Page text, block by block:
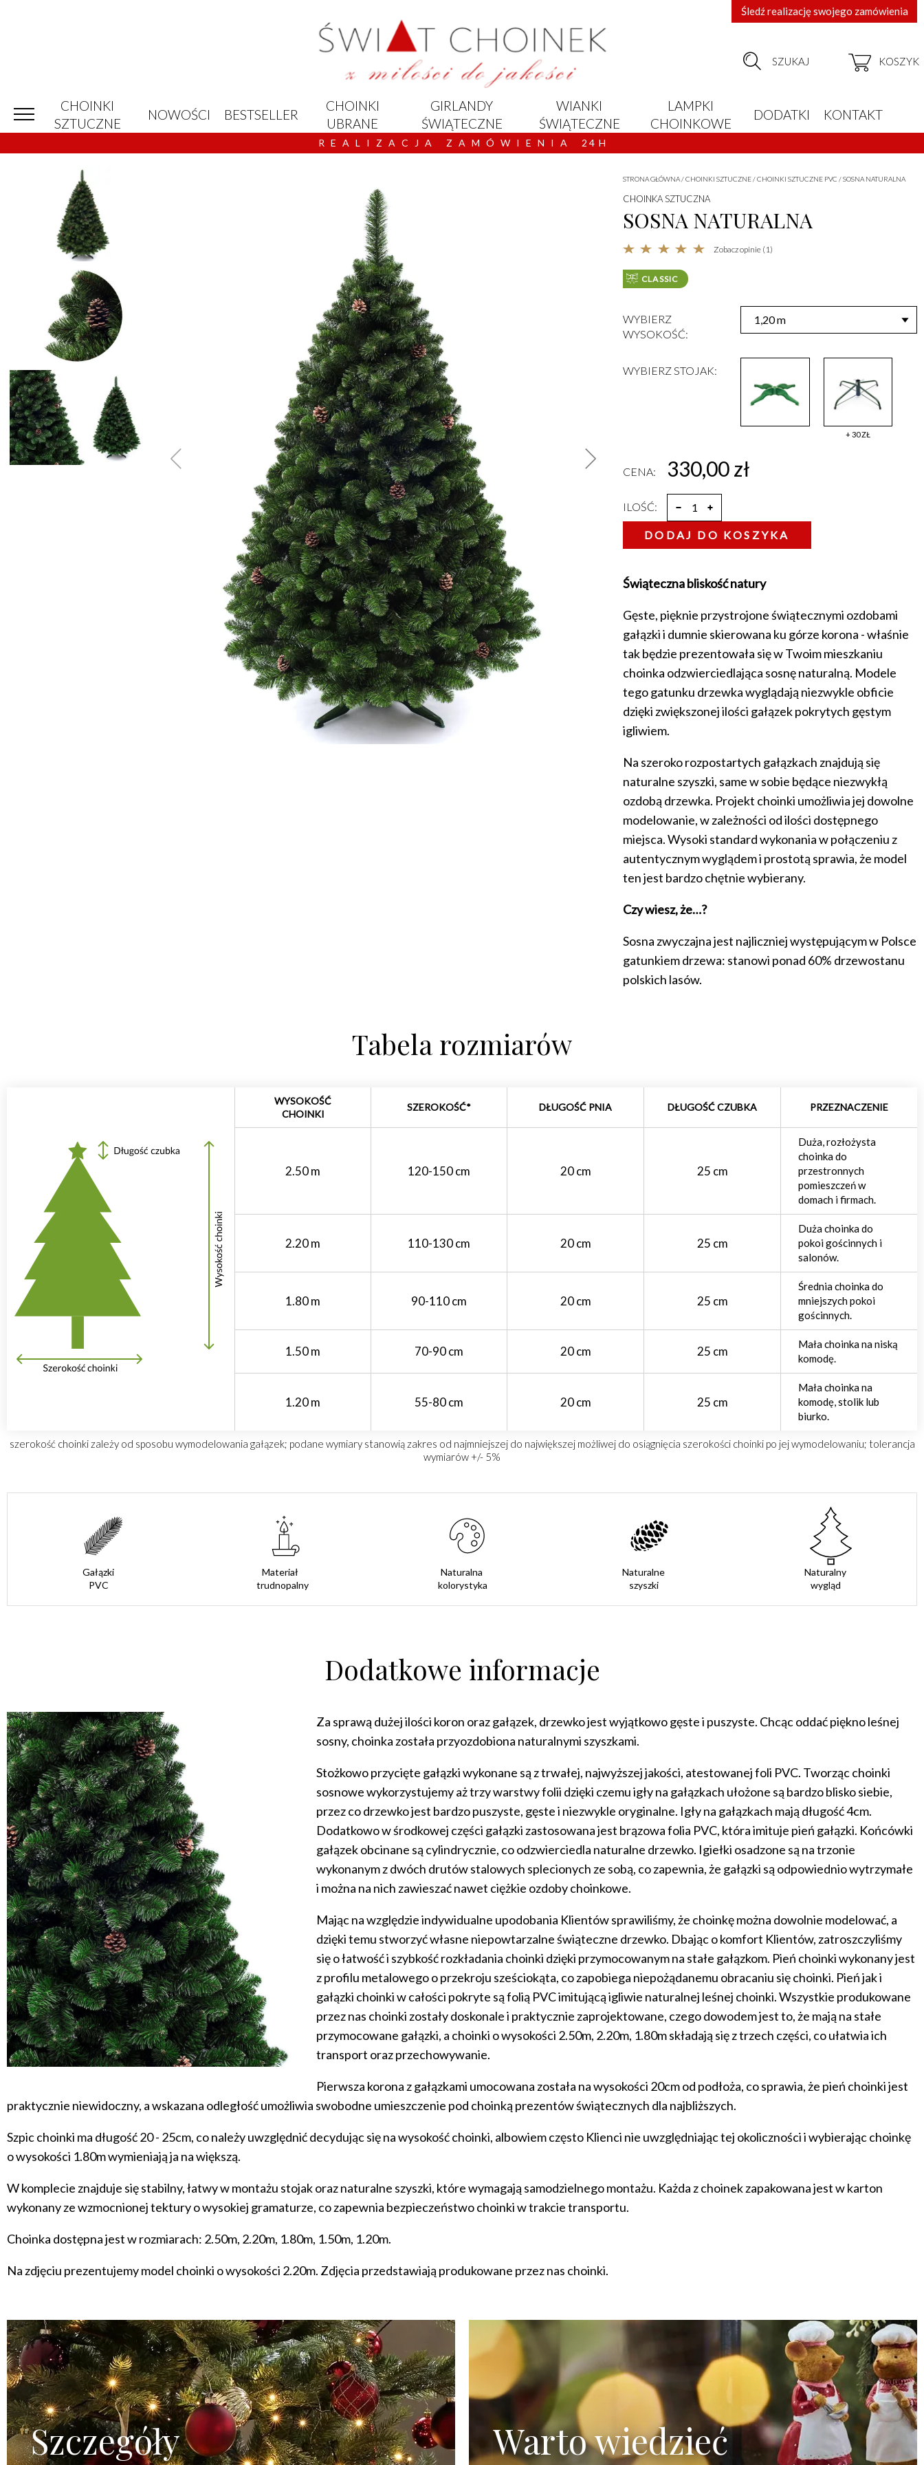
SZUKAJ KOSZYK
Śledź realizację swojego zamówienia
CHOINKI
SZTUCZNE
NOWOŚCI BESTSELLER
CHOINKI
UBRANE
GIRLANDY
ŚWIĄTECZNE
WIANKI
ŚWIĄTECZNE
LAMPKI
CHOINKOWE
DODATKI KONTAKT
R E A L I Z A C J A Z A M Ó W I E N I A 2 4 H
STRONA GŁÓWNA/CHOINKI SZTUCZNE/CHOINKI SZTUCZNE PVC /SOSNA NATURALNA
CHOINKA SZTUCZNA
SOSNA NATURALNA
Zobacz opinie (1)
CLASSIC
WYBIERZ
WYSOKOŚĆ:
WYBIERZ STOJAK:
+ 30 ZŁ
CENA: 330,00 zł
ILOŚĆ:
DODAJ DO KOSZYKA
Świąteczna bliskość natury
Gęste, pięknie przystrojone świątecznymi ozdobami
gałązki i dumnie skierowana ku górze korona - właśnie
tak będzie prezentowała się w Twoim mieszkaniu
choinka odzwierciedlająca sosnę naturalną. Modele
tego gatunku drzewka wyglądają niezwykle obficie
dzięki zwiększonej ilości gałązek pokrytych gęstym
igliwiem.
Na szeroko rozpostartych gałązkach znajdują się
naturalne szyszki, same w sobie będące niezwykłą
ozdobą drzewka. Projekt choinki umożliwia jej dowolne
modelowanie, w zależności od ilości dostępnego
miejsca. Wysoki standard wykonania w połączeniu z
autentycznym wyglądem i prostotą sprawia, że model
ten jest bardzo chętnie wybierany.
Czy wiesz, że…?
Sosna zwyczajna jest najliczniej występującym w Polsce
gatunkiem drzewa: stanowi ponad 60% drzewostanu
polskich lasów.
Tabela rozmiarów
WYSOKOŚĆ
CHOINKI
SZEROKOŚĆ* DŁUGOŚĆ PNIA DŁUGOŚĆ CZUBKA PRZEZNACZENIE
2.50 m 120-150 cm 20 cm 25 cm
Duża, rozłożysta
choinka do
przestronnych
pomieszczeń w
domach i firmach.
2.20 m 110-130 cm 20 cm 25 cm
Duża choinka do
pokoi gościnnych i
salonów.
1.80 m 90-110 cm 20 cm 25 cm
Średnia choinka do
mniejszych pokoi
gościnnych.
1.50 m 70-90 cm 20 cm 25 cm
Mała choinka na niską
komodę.
1.20 m 55-80 cm 20 cm 25 cm
Mała choinka na
komodę, stolik lub
biurko.
szerokość choinki zależy od sposobu wymodelowania gałązek; podane wymiary stanowią zakres od najmniejszej do największej możliwej do osiągnięcia szerokości choinki po jej wymodelowaniu; tolerancja
wymiarów +/- 5%
Gałązki
PVC
Materiał
trudnopalny
Naturalna
kolorystyka
Naturalne
szyszki
Naturalny
wygląd
Dodatkowe informacje
Za sprawą dużej ilości koron oraz gałązek, drzewko jest wyjątkowo gęste i puszyste. Chcąc oddać piękno leśnej
sosny, choinka została przyozdobiona naturalnymi szyszkami.
Stożkowo przycięte gałązki wykonane są z trwałej, najwyższej jakości, atestowanej foli PVC. Tworząc choinki
sosnowe wykorzystujemy aż trzy warstwy folii dzięki czemu igły na gałązkach ułożone są bardzo blisko siebie,
przez co drzewko jest bardzo puszyste, gęste i niezwykle oryginalne. Igły na gałązkach mają długość 4cm.
Dodatkowo w środkowej części gałązki zastosowana jest brązowa folia PVC, która imituje pień gałązki. Końcówki
gałązek obcinane są cylindrycznie, co odzwierciedla naturalne drzewko. Igiełki osadzone są na trzonie
wykonanym z dwóch drutów stalowych splecionych ze sobą, co zapewnia, że gałązki są odpowiednio wytrzymałe
i można na nich zawieszać nawet ciężkie ozdoby choinkowe.
Mając na względzie indywidualne upodobania Klientów sprawiliśmy, że choinkę można dowolnie modelować, a
dzięki temu stworzyć własne niepowtarzalne świąteczne drzewko. Dbając o komfort Klientów, zatroszczyliśmy
się o łatwość i szybkość rozkładania choinki dzięki przymocowanym na stałe gałązkom. Pień choinki wykonany jest
z profilu metalowego o przekroju sześciokąta, co zapobiega niepożądanemu obracaniu się choinki. Pień jak i
gałązki choinki w całości pokryte są folią PVC imitującą igliwie naturalnej leśnej choinki. Wszystkie produkowane
przez nas choinki zostały doskonale i praktycznie zaprojektowane, czego dowodem jest to, że mają na stałe
przymocowane gałązki, a choinki o wysokości 2.50m, 2.20m, 1.80m składają się z trzech części, co ułatwia ich
transport oraz przechowywanie.
Pierwsza korona z gałązkami umocowana została na wysokości 20cm od podłoża, co sprawia, że pień choinki jest
praktycznie niewidoczny, a wskazana odległość umożliwia swobodne umieszczenie pod choinką prezentów świątecznych dla najbliższych.
Szpic choinki ma długość 20 - 25cm, co należy uwzględnić decydując się na wysokość choinki, albowiem często Klienci nie uwzględniając tej okoliczności i wybierając choinkę
o wysokości 1.80m wymieniają ja na większą.
W komplecie znajduje się stabilny, łatwy w montażu stojak oraz naturalne szyszki, które wymagają samodzielnego montażu. Każda z choinek zapakowana jest w karton
wykonany ze wzmocnionej tektury o wysokiej gramaturze, co zapewnia bezpieczeństwo choinki w trakcie transportu.
Choinka dostępna jest w rozmiarach: 2.50m, 2.20m, 1.80m, 1.50m, 1.20m.
Na zdjęciu prezentujemy model choinki o wysokości 2.20m. Zdjęcia przedstawiają produkowane przez nas choinki.
Szczegóły Warto wiedzieć